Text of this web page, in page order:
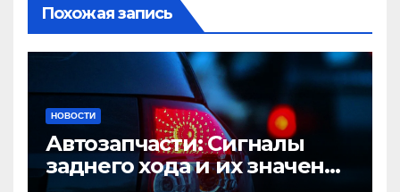
Похожая запись
НОВОСТИ
Автозапчасти: Сигналы
заднего хода и их значение